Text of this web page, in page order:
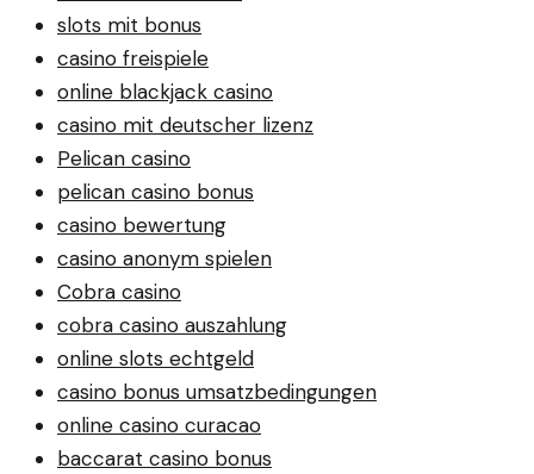
slots mit bonus
casino freispiele
online blackjack casino
casino mit deutscher lizenz
Pelican casino
pelican casino bonus
casino bewertung
casino anonym spielen
Cobra casino
cobra casino auszahlung
online slots echtgeld
casino bonus umsatzbedingungen
online casino curacao
baccarat casino bonus